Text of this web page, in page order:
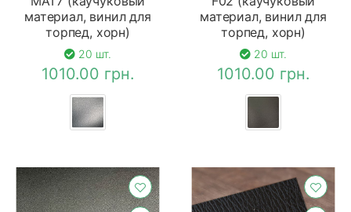
материал, винил для
торпед, хорн)
20 шт.
1010.00 грн.
материал, винил для
торпед, хорн)
20 шт.
1010.00 грн.